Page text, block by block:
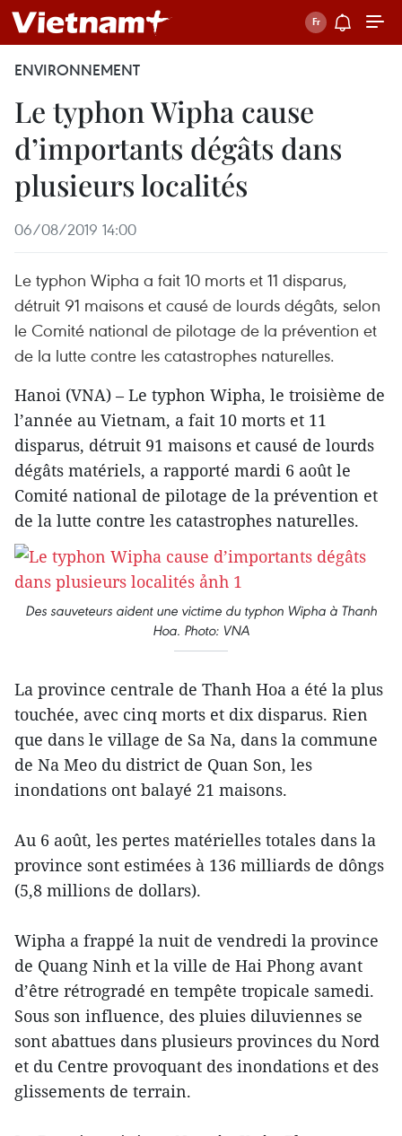
ENVIRONNEMENT
Le typhon Wipha cause
d’importants dégâts dans
plusieurs localités
06/08/2019 14:00
Le typhon Wipha a fait 10 morts et 11 disparus,
détruit 91 maisons et causé de lourds dégâts, selon
le Comité national de pilotage de la prévention et
de la lutte contre les catastrophes naturelles.
Hanoi (VNA) – Le typhon Wipha, le troisième de
l’année au Vietnam, a fait 10 morts et 11
disparus, détruit 91 maisons et causé de lourds
dégâts matériels, a rapporté mardi 6 août le
Comité national de pilotage de la prévention et
de la lutte contre les catastrophes naturelles.
Des sauveteurs aident une victime du typhon Wipha à Thanh
Hoa. Photo: VNA
La province centrale de Thanh Hoa a été la plus
touchée, avec cinq morts et dix disparus. Rien
que dans le village de Sa Na, dans la commune
de Na Meo du district de Quan Son, les
inondations ont balayé 21 maisons.
Au 6 août, les pertes matérielles totales dans la
province sont estimées à 136 milliards de dôngs
(5,8 millions de dollars).
Wipha a frappé la nuit de vendredi la province
de Quang Ninh et la ville de Hai Phong avant
d’être rétrogradé en tempête tropicale samedi.
Sous son influence, des pluies diluviennes se
sont abattues dans plusieurs provinces du Nord
et du Centre provoquant des inondations et des
glissements de terrain.